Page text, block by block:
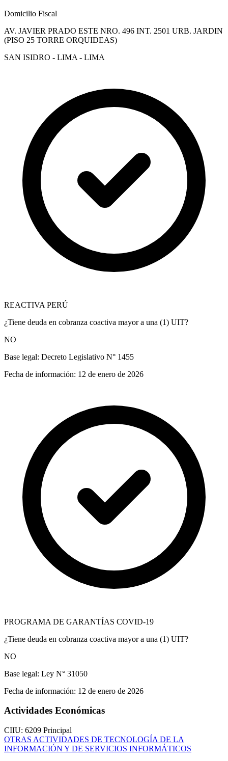
Domicilio Fiscal
AV. JAVIER PRADO ESTE NRO. 496 INT. 2501 URB. JARDIN
(PISO 25 TORRE ORQUIDEAS)
SAN ISIDRO - LIMA - LIMA
REACTIVA PERÚ
¿Tiene deuda en cobranza coactiva mayor a una (1) UIT?
NO
Base legal: Decreto Legislativo N° 1455
Fecha de información: 12 de enero de 2026
PROGRAMA DE GARANTÍAS COVID-19
¿Tiene deuda en cobranza coactiva mayor a una (1) UIT?
NO
Base legal: Ley N° 31050
Fecha de información: 12 de enero de 2026
Actividades Económicas
CIIU: 6209 Principal
OTRAS ACTIVIDADES DE TECNOLOGÍA DE LA
INFORMACIÓN Y DE SERVICIOS INFORMÁTICOS